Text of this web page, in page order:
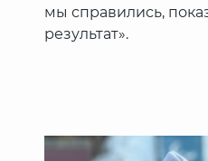
мы справились,
результат».